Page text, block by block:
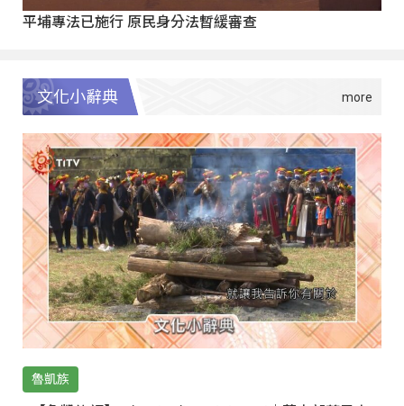
平埔專法已施行 原民身分法暫緩審查
文化小辭典
魯凱族